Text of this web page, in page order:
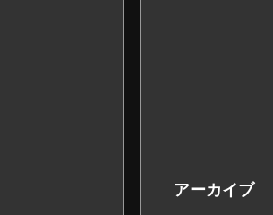
アーカイブ